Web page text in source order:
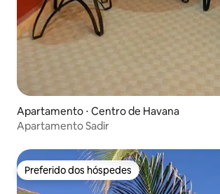
Apartamento ⋅ Centro de Havana
Apartamento Sadir
Preferido dos hóspedes
Preferido dos hóspedes